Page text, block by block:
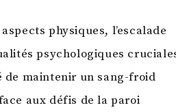
physiques, l’escalade
psychologiques
de maintenir un sang-froid
aux défis de la paroi